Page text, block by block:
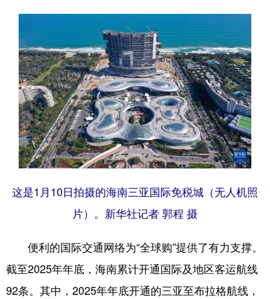
这是1月10日拍摄的海南三亚国际免税城（无人机照
片）。新华社记者 郭程 摄
便利的国际交通网络为“全球购”提供了有力支撑。
截至2025年年底，海南累计开通国际及地区客运航线
92条。其中，2025年年底开通的三亚至布拉格航线，